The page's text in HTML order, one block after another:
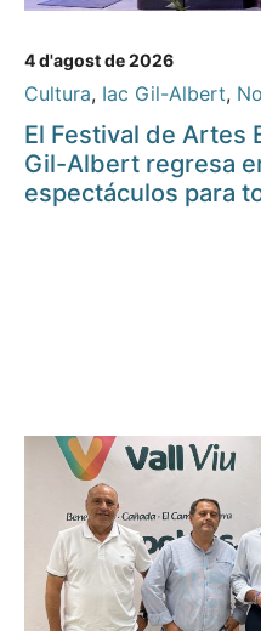
4 d'agost de 2026
Cultura, Iac Gil-Albert,
El Festival de Artes
Gil-Albert regresa
espectáculos para